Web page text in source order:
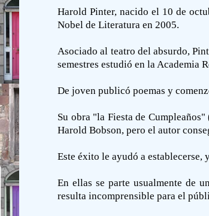
Harold Pinter, nacido el 10 de
Nobel de Literatura en 2005.
Asociado al teatro del absurdo,
semestres estudió en la Academia
De joven publicó poemas y
Su obra "la Fiesta de
Harold Bobson, pero el autor
Este éxito le ayudó a
En ellas se parte usualmente de
resulta incomprensible para el